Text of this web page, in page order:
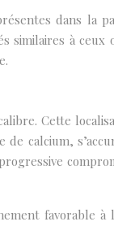
dans la
à ceux
Cette
de calcium,
favorable à